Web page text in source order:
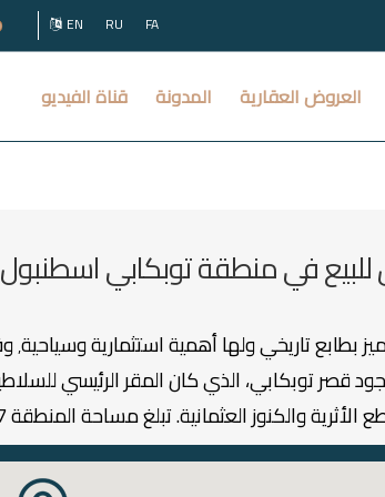
EN RU FA
العروض العقارية المدونة قناة الفيديو
في منطقة توبكابي اسطنبول
مساحة المنطقة 17 كيلومتر مربع٬ ويبلغ عدد سكانها 500.000 نسمة.